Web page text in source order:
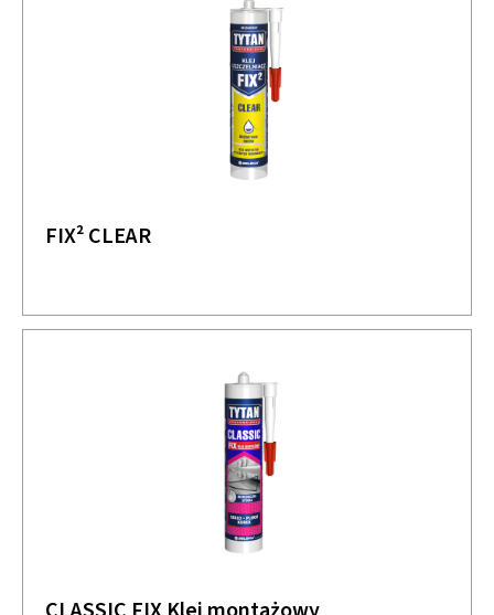
FIX² CLEAR